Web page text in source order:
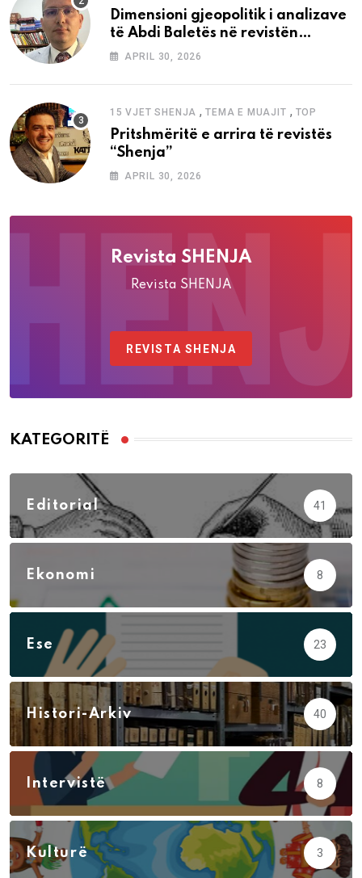
Dimensioni gjeopolitik i analizave
të Abdi Baletës në revistën
“Shenja”
APRIL 30, 2026
15 VJET SHENJA ,TEMA E MUAJIT , TOP
Pritshmëritë e arrira të revistës
“Shenja”
APRIL 30, 2026
Revista SHENJA
Revista SHENJA
REVISTA SHENJA
KATEGORITË
Editorial 41
Ekonomi 8
Ese 23
Histori-Arkiv 40
Intervistë 8
Kulturë 3